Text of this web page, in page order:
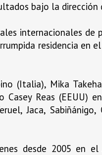
bajo la dirección
internacionales de
residencia en
(Italia), Mika
Casey Reas (EEUU)
Jaca,
desde 2005 en